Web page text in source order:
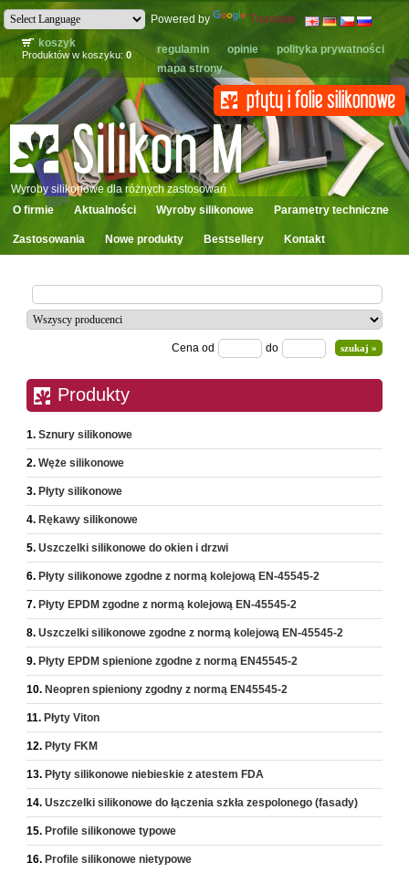
Powered by
Translate
koszyk
Produktów w koszyku:0 regulamin opinie
polityka prywatności
mapa strony
Wyroby silikonowe dla różnych zastosowań
O firmie
Aktualności Wyroby silikonowe Parametry techniczne
Zastosowania Nowe produkty Bestsellery Kontakt
Cena od do
Produkty
Sznury silikonowe
Węże silikonowe
Płyty silikonowe
Rękawy silikonowe
Uszczelki silikonowe do okien i drzwi
Płyty silikonowe zgodne z normą kolejową EN-45545-2
Płyty EPDM zgodne z normą kolejową EN-45545-2
Uszczelki silikonowe zgodne z normą kolejową EN-45545-2
Płyty EPDM spienione zgodne z normą EN45545-2
Neopren spieniony zgodny z normą EN45545-2
Płyty Viton
Płyty FKM
Płyty silikonowe niebieskie z atestem FDA
Uszczelki silikonowe do łączenia szkła zespolonego (fasady)
Profile silikonowe typowe
Profile silikonowe nietypowe